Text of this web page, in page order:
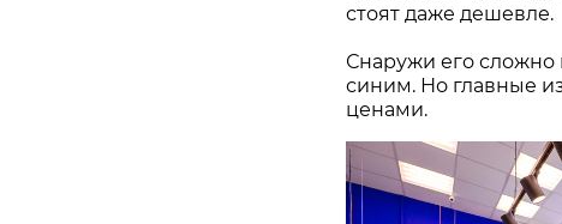
стоят даже дешевле.
Снаружи его сложно
синим. Но главные
ценами.